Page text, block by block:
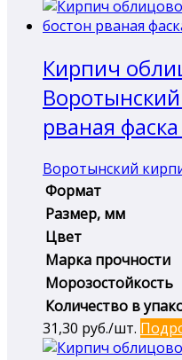
Кирпич
рваная
Воротынский
Формат
Размер, мм
Цвет
Марка прочности
Морозостойкость
Количество в
31,30 руб./шт.